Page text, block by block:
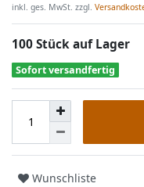
inkl. ges. MwSt. zzgl.
100 Stück auf Lager
Sofort versandfertig
Wunschliste